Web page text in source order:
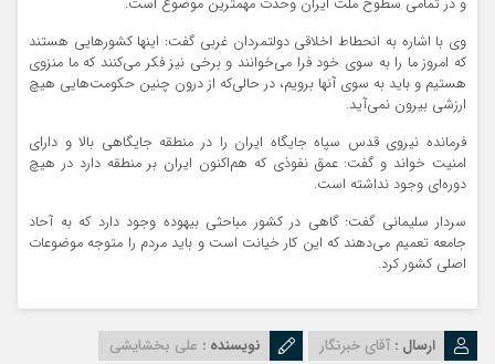
و در تمامی سطوح ملت ایران وحدت مهمترین موضوع است.
وی با اشاره به انحطاط اخلاقی دولتمردان غربی گفت: اینها کشورهایی هستند
که امروز ما را به سوی خود فرا می‌خوانند و برخی نیز فکر می‌کنند که ما منزوی
هستیم و باید به سوی آنها برویم، در حالی‌که از درون چنین حکومت‌هایی هیچ
ارزشی بیرون نمی‌آید.
فرمانده نیروی قدس سپاه جایگاه ایران را در منطقه جایگاهی بالا و دارای
امنیت خواند و گفت: عمق نفوذی که هم‌اکنون ایران بر منطقه دارد در هیچ
دوره‌ای وجود نداشته است.
سردار سلیمانی گفت: گاهی در کشور مباحثی بیهوده وجود دارد که به آحاد
جامعه تعمیم می‌دهند که این کار خیانت است و باید مردم را متوجه موضوعات
اصلی کشور کرد.
ارسال : آقای خبرنگار نویسنده : علی بخشایشی